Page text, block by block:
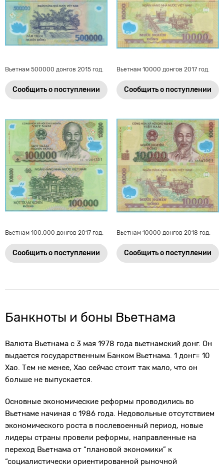
Вьетнам 500000 донгов 2015 год.
Сообщить о поступлении
Вьетнам 10000 донгов 2017 год.
Сообщить о поступлении
Вьетнам 100.000 донгов 2017 год.
Сообщить о поступлении
Вьетнам 10000 донгов 2018 год.
Сообщить о поступлении
Банкноты и боны Вьетнама
Валюта Вьетнама с 3 мая 1978 года вьетнамский донг. Он
выдается государственным Банком Вьетнама. 1 донг= 10
Хао. Тем не менее, Хао сейчас стоит так мало, что он
больше не выпускается.
Основные экономические реформы проводились во
Вьетнаме начиная с 1986 года. Недовольные отсутствием
экономического роста в послевоенный период, новые
лидеры страны провели реформы, направленные на
переход Вьетнама от “плановой экономики” к
“социалистически ориентированной рыночной